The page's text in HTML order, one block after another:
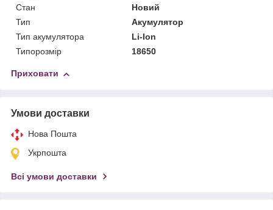
Стан
Новий
Тип
Акумулятор
Тип акумулятора
Li-Ion
Типорозмір
18650
Приховати
Умови доставки
Нова Пошта
Укрпошта
Всі умови доставки